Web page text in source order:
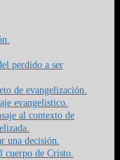
perdido a ser
de evangelización.
evangelistico.
al contexto de
una decisión.
cuerpo de Cristo.